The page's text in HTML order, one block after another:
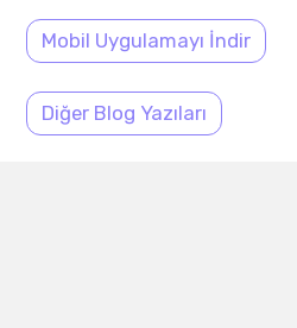
Mobil Uygulamayı İndir
Diğer Blog Yazıları